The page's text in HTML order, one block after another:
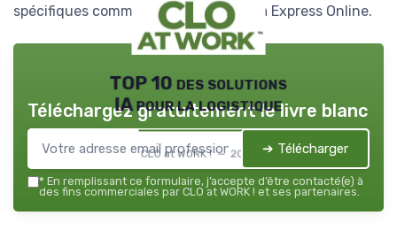
spécifiques comme à Saint Paul ou via Express Online.
TOP 10 des solutions
IA pour la logistique
CLO at WORK ! — 2026
Téléchargez gratuitement le livre blanc
➔ Télécharger
* En remplissant ce formulaire, j’accepte d’être contacté(e) à
des fins commerciales par CLO at WORK ! et ses partenaires.